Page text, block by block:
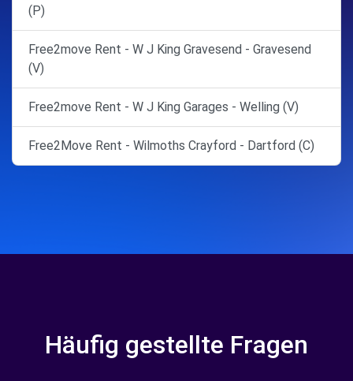
(P)
Free2move Rent - W J King Gravesend - Gravesend
(V)
Free2move Rent - W J King Garages - Welling (V)
Free2Move Rent - Wilmoths Crayford - Dartford (C)
Häufig gestellte Fragen